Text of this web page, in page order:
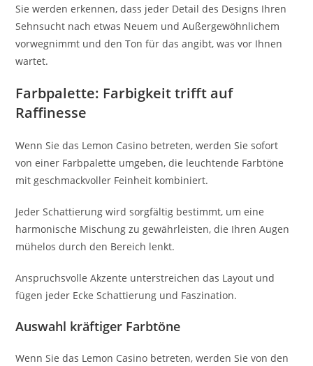
Sie werden erkennen, dass jeder Detail des Designs Ihren
Sehnsucht nach etwas Neuem und Außergewöhnlichem
vorwegnimmt und den Ton für das angibt, was vor Ihnen
wartet.
Farbpalette: Farbigkeit trifft auf
Raffinesse
Wenn Sie das Lemon Casino betreten, werden Sie sofort
von einer Farbpalette umgeben, die leuchtende Farbtöne
mit geschmackvoller Feinheit kombiniert.
Jeder Schattierung wird sorgfältig bestimmt, um eine
harmonische Mischung zu gewährleisten, die Ihren Augen
mühelos durch den Bereich lenkt.
Anspruchsvolle Akzente unterstreichen das Layout und
fügen jeder Ecke Schattierung und Faszination.
Auswahl kräftiger Farbtöne
Wenn Sie das Lemon Casino betreten, werden Sie von den